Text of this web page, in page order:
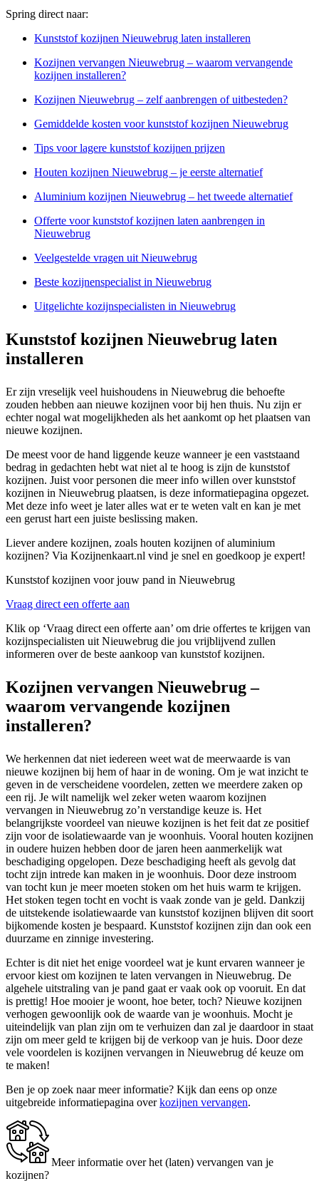
Spring direct naar:
Kunststof kozijnen Nieuwebrug laten installeren
Kozijnen vervangen Nieuwebrug – waarom vervangende
kozijnen installeren?
Kozijnen Nieuwebrug – zelf aanbrengen of uitbesteden?
Gemiddelde kosten voor kunststof kozijnen Nieuwebrug
Tips voor lagere kunststof kozijnen prijzen
Houten kozijnen Nieuwebrug – je eerste alternatief
Aluminium kozijnen Nieuwebrug – het tweede alternatief
Offerte voor kunststof kozijnen laten aanbrengen in
Nieuwebrug
Veelgestelde vragen uit Nieuwebrug
Beste kozijnenspecialist in Nieuwebrug
Uitgelichte kozijnspecialisten in Nieuwebrug
Kunststof kozijnen Nieuwebrug laten
installeren
Er zijn vreselijk veel huishoudens in Nieuwebrug die behoefte
zouden hebben aan nieuwe kozijnen voor bij hen thuis. Nu zijn er
echter nogal wat mogelijkheden als het aankomt op het plaatsen van
nieuwe kozijnen.
De meest voor de hand liggende keuze wanneer je een vaststaand
bedrag in gedachten hebt wat niet al te hoog is zijn de kunststof
kozijnen. Juist voor personen die meer info willen over kunststof
kozijnen in Nieuwebrug plaatsen, is deze informatiepagina opgezet.
Met deze info weet je later alles wat er te weten valt en kan je met
een gerust hart een juiste beslissing maken.
Liever andere kozijnen, zoals houten kozijnen of aluminium
kozijnen? Via Kozijnenkaart.nl vind je snel en goedkoop je expert!
Kunststof kozijnen voor jouw pand in Nieuwebrug
Vraag direct een offerte aan
Klik op ‘Vraag direct een offerte aan’ om drie offertes te krijgen van
kozijnspecialisten uit Nieuwebrug die jou vrijblijvend zullen
informeren over de beste aankoop van kunststof kozijnen.
Kozijnen vervangen Nieuwebrug –
waarom vervangende kozijnen
installeren?
We herkennen dat niet iedereen weet wat de meerwaarde is van
nieuwe kozijnen bij hem of haar in de woning. Om je wat inzicht te
geven in de verscheidene voordelen, zetten we meerdere zaken op
een rij. Je wilt namelijk wel zeker weten waarom kozijnen
vervangen in Nieuwebrug zo’n verstandige keuze is. Het
belangrijkste voordeel van nieuwe kozijnen is het feit dat ze positief
zijn voor de isolatiewaarde van je woonhuis. Vooral houten kozijnen
in oudere huizen hebben door de jaren heen aanmerkelijk wat
beschadiging opgelopen. Deze beschadiging heeft als gevolg dat
tocht zijn intrede kan maken in je woonhuis. Door deze instroom
van tocht kun je meer moeten stoken om het huis warm te krijgen.
Het stoken tegen tocht en vocht is vaak zonde van je geld. Dankzij
de uitstekende isolatiewaarde van kunststof kozijnen blijven dit soort
bijkomende kosten je bespaard. Kunststof kozijnen zijn dan ook een
duurzame en zinnige investering.
Echter is dit niet het enige voordeel wat je kunt ervaren wanneer je
ervoor kiest om kozijnen te laten vervangen in Nieuwebrug. De
algehele uitstraling van je pand gaat er vaak ook op vooruit. En dat
is prettig! Hoe mooier je woont, hoe beter, toch? Nieuwe kozijnen
verhogen gewoonlijk ook de waarde van je woonhuis. Mocht je
uiteindelijk van plan zijn om te verhuizen dan zal je daardoor in staat
zijn om meer geld te krijgen bij de verkoop van je huis. Door deze
vele voordelen is kozijnen vervangen in Nieuwebrug dé keuze om
te maken!
Ben je op zoek naar meer informatie? Kijk dan eens op onze
uitgebreide informatiepagina overkozijnen vervangen.
Meer informatie over het (laten) vervangen van je
kozijnen?